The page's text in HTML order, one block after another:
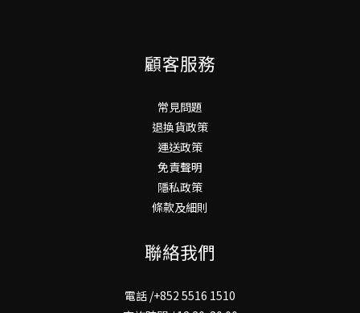
顧客服務
常見問題
退換貨政策
運送政策
免責聲明
隱私政策
條款及細則
聯絡我們
電話 /+852 5516 1510